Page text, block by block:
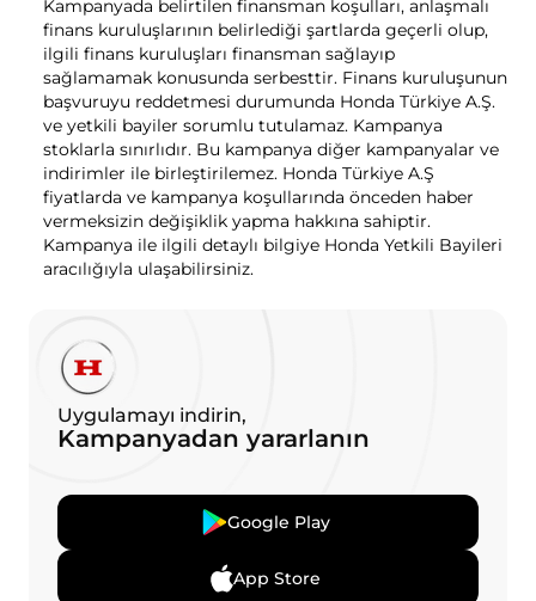
Kampanyada belirtilen finansman koşulları, anlaşmalı
finans kuruluşlarının belirlediği şartlarda geçerli olup,
ilgili finans kuruluşları finansman sağlayıp
sağlamamak konusunda serbesttir. Finans kuruluşunun
başvuruyu reddetmesi durumunda Honda Türkiye A.Ş.
ve yetkili bayiler sorumlu tutulamaz. Kampanya
stoklarla sınırlıdır. Bu kampanya diğer kampanyalar ve
indirimler ile birleştirilemez. Honda Türkiye A.Ş
fiyatlarda ve kampanya koşullarında önceden haber
vermeksizin değişiklik yapma hakkına sahiptir.
Kampanya ile ilgili detaylı bilgiye Honda Yetkili Bayileri
aracılığıyla ulaşabilirsiniz.
Uygulamayı indirin,
Kampanyadan yararlanın
Google Play
App Store